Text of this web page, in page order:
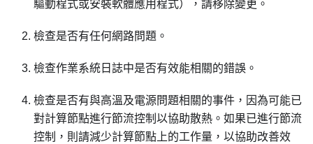
驅動程式或安裝軟體應用程式），請移除變更。
檢查是否有任何網路問題。
檢查作業系統日誌中是否有效能相關的錯誤。
檢查是否有與高溫及電源問題相關的事件，因為可能已
對計算節點進行節流控制以協助散熱。如果已進行節流
控制，則請減少計算節點上的工作量，以協助改善效